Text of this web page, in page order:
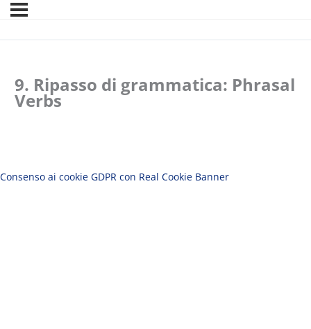
9. Ripasso di grammatica: Phrasal
Verbs
Consenso ai cookie GDPR con Real Cookie Banner